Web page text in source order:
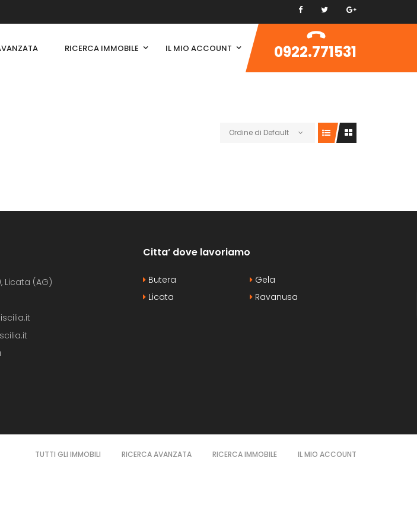
RICERCA IMMOBILE IL MIO ACCOUNT 0922.771531
Ordine di Default
Licata (AG)
Citta’ dove lavoriamo
Butera
Gela
Licata
Ravanusa
TUTTI GLI IMMOBILI RICERCA AVANZATA RICERCA IMMOBILE IL MIO ACCOUNT